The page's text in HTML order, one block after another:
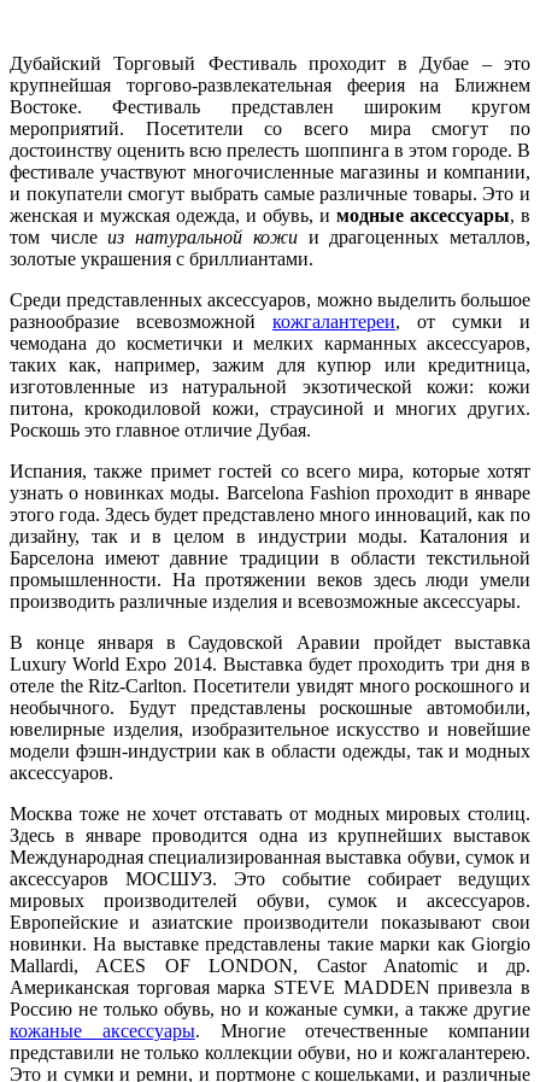
Дубайский Торговый Фестиваль проходит в Дубае – это
крупнейшая торгово-развлекательная феерия на Ближнем
Востоке. Фестиваль представлен широким кругом
мероприятий. Посетители со всего мира смогут по
достоинству оценить всю прелесть шоппинга в этом городе. В
фестивале участвуют многочисленные магазины и компании,
и покупатели смогут выбрать самые различные товары. Это и
женская и мужская одежда, и обувь, и модные аксессуары, в
том числеиз натуральной кожии драгоценных металлов,
золотые украшения с бриллиантами.
Среди представленных аксессуаров, можно выделить большое
разнообразие всевозможной кожгалантереи, от сумки и
чемодана до косметички и мелких карманных аксессуаров,
таких как, например, зажим для купюр или кредитница,
изготовленные из натуральной экзотической кожи: кожи
питона, крокодиловой кожи, страусиной и многих других.
Роскошь это главное отличие Дубая.
Испания, также примет гостей со всего мира, которые хотят
узнать о новинках моды. Barcelona Fashion проходит в январе
этого года. Здесь будет представлено много инноваций, как по
дизайну, так и в целом в индустрии моды. Каталония и
Барселона имеют давние традиции в области текстильной
промышленности. На протяжении веков здесь люди умели
производить различные изделия и всевозможные аксессуары.
В конце января в Саудовской Аравии пройдет выставка
Luxury World Expo 2014. Выставка будет проходить три дня в
отеле the Ritz-Carlton. Посетители увидят много роскошного и
необычного. Будут представлены роскошные автомобили,
ювелирные изделия, изобразительное искусство и новейшие
модели фэшн-индустрии как в области одежды, так и модных
аксессуаров.
Москва тоже не хочет отставать от модных мировых столиц.
Здесь в январе проводится одна из крупнейших выставок
Международная специализированная выставка обуви, сумок и
аксессуаров МОСШУЗ. Это событие собирает ведущих
мировых производителей обуви, сумок и аксессуаров.
Европейские и азиатские производители показывают свои
новинки. На выставке представлены такие марки как Giorgio
Mallardi, ACES OF LONDON, Castor Anatomic и др.
Американская торговая марка STEVE MADDEN привезла в
Россию не только обувь, но и кожаные сумки, а также другие
кожаные аксессуары. Многие отечественные компании
представили не только коллекции обуви, но и кожгалантерею.
Это и сумки и ремни, и портмоне с кошельками, и различные